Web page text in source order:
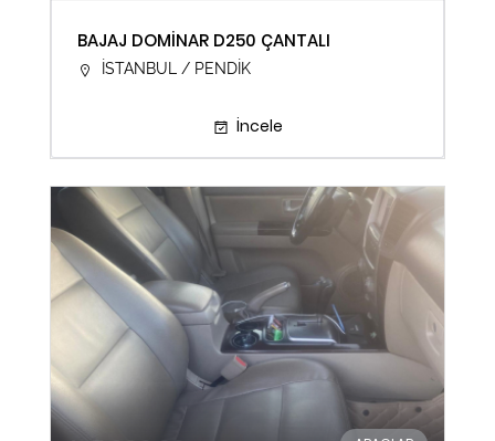
BAJAJ DOMİNAR D250 ÇANTALI
İSTANBUL / PENDİK
İncele